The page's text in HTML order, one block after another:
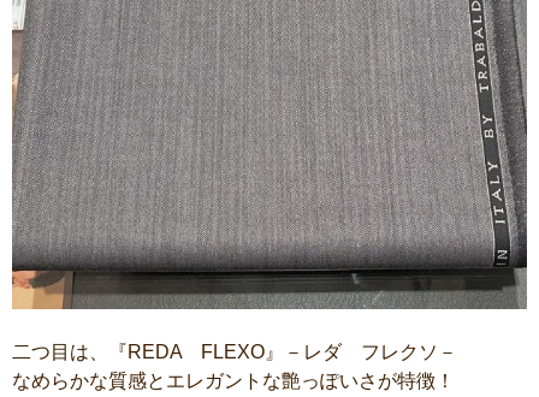
二つ目は、『REDA FLEXO』－レダ フレクソ－
なめらかな質感とエレガントな艶っぽいさが特徴！